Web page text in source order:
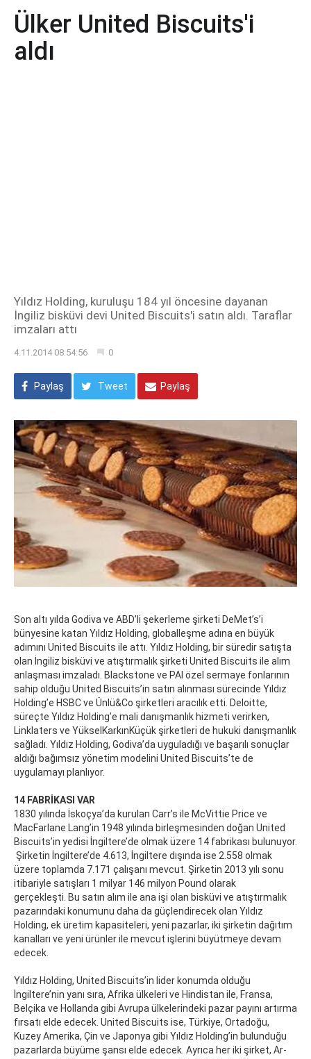
Ülker United Biscuits'i
aldı
Yıldız Holding, kuruluşu 184 yıl öncesine dayanan
İngiliz bisküvi devi United Biscuits'i satın aldı. Taraflar
imzaları attı
4.11.2014 08:54:56 0
Paylaş Tweet Paylaş
Son altı yılda Godiva ve ABD’li şekerleme şirketi DeMet’s’i
bünyesine katan Yıldız Holding, globalleşme adına en büyük
adımını United Biscuits ile attı. Yıldız Holding, bir süredir satışta
olan İngiliz bisküvi ve atıştırmalık şirketi United Biscuits ile alım
anlaşması imzaladı. Blackstone ve PAI özel sermaye fonlarının
sahip olduğu United Biscuits’in satın alınması sürecinde Yıldız
Holding’e HSBC ve Ünlü&Co şirketleri aracılık etti. Deloitte,
süreçte Yıldız Holding’e mali danışmanlık hizmeti verirken,
Linklaters ve YükselKarkınKüçük şirketleri de hukuki danışmanlık
sağladı. Yıldız Holding, Godiva’da uyguladığı ve başarılı sonuçlar
aldığı bağımsız yönetim modelini United Biscuits’te de
uygulamayı planlıyor.
14 FABRİKASI VAR
1830 yılında İskoçya’da kurulan Carr’s ile McVittie Price ve
MacFarlane Lang’in 1948 yılında birleşmesinden doğan United
Biscuits’in yedisi İngiltere’de olmak üzere 14 fabrikası bulunuyor.
Şirketin İngiltere’de 4.613, İngiltere dışında ise 2.558 olmak
üzere toplamda 7.171 çalışanı mevcut. Şirketin 2013 yılı sonu
itibariyle satışları 1 milyar 146 milyon Pound olarak
gerçekleşti. Bu satın alım ile ana işi olan bisküvi ve atıştırmalık
pazarındaki konumunu daha da güçlendirecek olan Yıldız
Holding, ek üretim kapasiteleri, yeni pazarlar, iki şirketin dağıtım
kanalları ve yeni ürünler ile mevcut işlerini büyütmeye devam
edecek.
Yıldız Holding, United Biscuits’in lider konumda olduğu
İngiltere’nin yanı sıra, Afrika ülkeleri ve Hindistan ile, Fransa,
Belçika ve Hollanda gibi Avrupa ülkelerindeki pazar payını artırma
fırsatı elde edecek. United Biscuits ise, Türkiye, Ortadoğu,
Kuzey Amerika, Çin ve Japonya gibi Yıldız Holding’in bulunduğu
pazarlarda büyüme şansı elde edecek. Ayrıca her iki şirket, Ar-